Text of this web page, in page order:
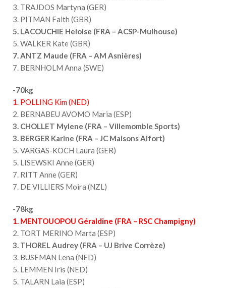
3. TRAJDOS Martyna (GER)
3. PITMAN Faith (GBR)
5. LACOUCHIE Heloise (FRA – ACSP-Mulhouse)
5. WALKER Kate (GBR)
7. ANTZ Maude (FRA – AM Asnières)
7. BERNHOLM Anna (SWE)
-70kg
1. POLLING Kim (NED)
2. BERNABEU AVOMO Maria (ESP)
3. CHOLLET Mylene (FRA – Villemomble Sports)
3. BERGER Karine (FRA – JC Maisons Alfort)
5. VARGAS-KOCH Laura (GER)
5. LISEWSKI Anne (GER)
7. RITT Anne (GER)
7. DE VILLIERS Moira (NZL)
-78kg
1. MENTOUOPOU Géraldine (FRA – RSC Champigny)
2. TORT MERINO Marta (ESP)
3. THOREL Audrey (FRA – UJ Brive Corrèze)
3. BUSEMAN Lena (NED)
5. LEMMEN Iris (NED)
5. TALARN Laia (ESP)